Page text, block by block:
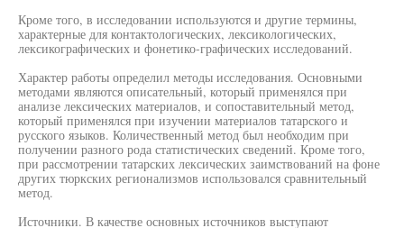
Кроме того, в исследовании используются и другие термины,
характерные для контактологических, лексикологических,
лексикографических и фонетико-графических исследований.
Характер работы определил методы исследования. Основными
методами являются описательный, который применялся при
анализе лексических материалов, и сопоставительный метод,
который применялся при изучении материалов татарского и
русского языков. Количественный метод был необходим при
получении разного рода статистических сведений. Кроме того,
при рассмотрении татарских лексических заимствований на фоне
других тюркских регионализмов использовался сравнительный
метод.
Источники. В качестве основных источников выступают